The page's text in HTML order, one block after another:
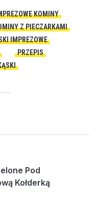
KOMINY
Z PIECZARKAMI
IMPREZOWE
PRZEPIS
Pod
Kołderką